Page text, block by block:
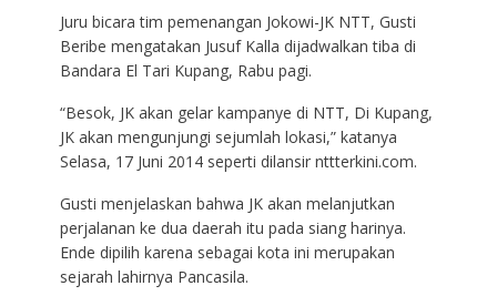
Juru bicara tim pemenangan Jokowi-JK NTT, Gusti
Beribe mengatakan Jusuf Kalla dijadwalkan tiba di
Bandara El Tari Kupang, Rabu pagi.
“Besok, JK akan gelar kampanye di NTT, Di Kupang,
JK akan mengunjungi sejumlah lokasi,” katanya
Selasa, 17 Juni 2014 seperti dilansir nttterkini.com.
Gusti menjelaskan bahwa JK akan melanjutkan
perjalanan ke dua daerah itu pada siang harinya.
Ende dipilih karena sebagai kota ini merupakan
sejarah lahirnya Pancasila.